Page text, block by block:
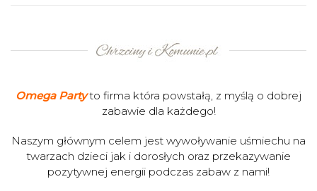
Omega Party to firma która powstałą, z myślą o dobrej
zabawie dla każdego!
Naszym głównym celem jest wywoływanie uśmiechu na
twarzach dzieci jak i dorosłych oraz przekazywanie
pozytywnej energii podczas zabaw z nami!